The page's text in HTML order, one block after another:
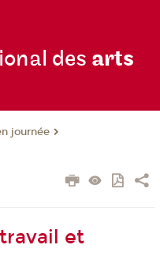
des arts
journée
et